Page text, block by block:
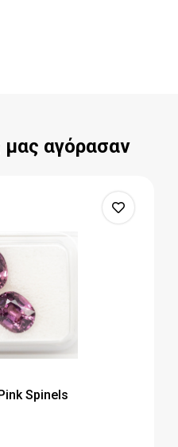
μας αγόρασαν
Spinels